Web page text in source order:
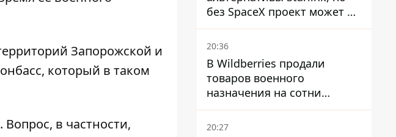
Запорожской и
который в таком
Вопрос, в частности,
без SpaceX проект может не
обойтись
20:36
В Wildberries продали
товаров военного
назначения на сотни
миллионов, но удары ВСУ
изменили ситуацию
20:27